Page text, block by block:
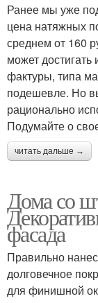
Ранее мы уже
цена натяжных
среднем от 160
может достигать
фактуры, типа
подешевле. Но
рационально
Подумайте о
читать дальше →
Дома со
фасада
Правильно
долговечное
для финишной